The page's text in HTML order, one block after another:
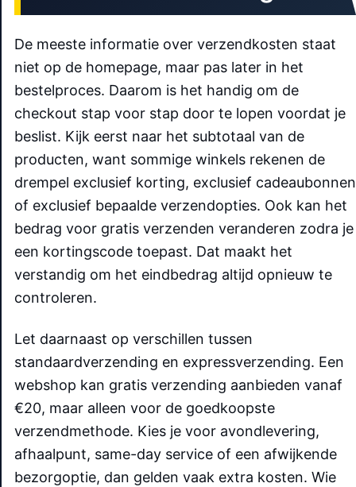
De meeste informatie over verzendkosten staat
niet op de homepage, maar pas later in het
bestelproces. Daarom is het handig om de
checkout stap voor stap door te lopen voordat je
beslist. Kijk eerst naar het subtotaal van de
producten, want sommige winkels rekenen de
drempel exclusief korting, exclusief cadeaubonnen
of exclusief bepaalde verzendopties. Ook kan het
bedrag voor gratis verzenden veranderen zodra je
een kortingscode toepast. Dat maakt het
verstandig om het eindbedrag altijd opnieuw te
controleren.
Let daarnaast op verschillen tussen
standaardverzending en expressverzending. Een
webshop kan gratis verzending aanbieden vanaf
€20, maar alleen voor de goedkoopste
verzendmethode. Kies je voor avondlevering,
afhaalpunt, same-day service of een afwijkende
bezorgoptie, dan gelden vaak extra kosten. Wie